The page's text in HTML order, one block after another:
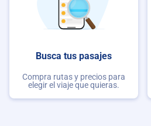
Busca tus pasajes
Compra rutas y precios para
elegir el viaje que quieras.